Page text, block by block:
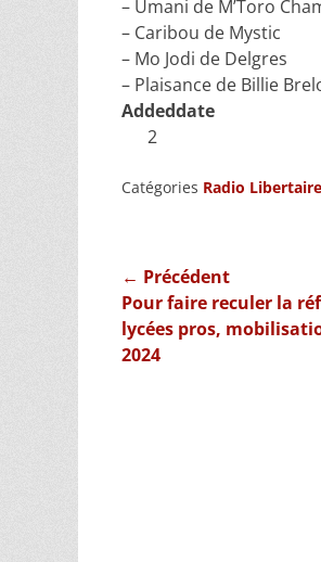
– Umani de M’Toro
– Caribou de Mystic
– Mo Jodi de Delgres
– Plaisance de Billie
Addeddate
2
Catégories Radio
Navigation
de
l’article
← Précédent
Article
précédent :
Pour faire reculer la
lycées pros,
2024